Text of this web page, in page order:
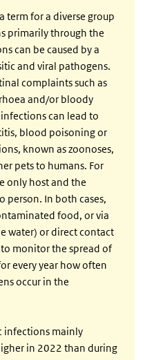
term for a diverse group
primarily through the
can be caused by a
and viral pathogens.
complaints such as
and/or bloody
can lead to
blood poisoning or
known as zoonoses,
pets to humans. For
only host and the
person. In both cases,
food, or via
water) or direct contact
monitor the spread of
every year how often
occur in the
infections mainly
in 2022 than during